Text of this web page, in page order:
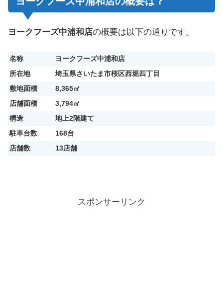
ヨークフーズ中浦和店の概要は以下の通りです。
名称
ヨークフーズ中浦和店
所在地
埼玉県さいたま市桜区西堀四丁目
敷地面積
8,365㎡
店舗面積
3,794㎡
構造
地上2階建て
駐車台数
168台
店舗数
13店舗
スポンサーリンク